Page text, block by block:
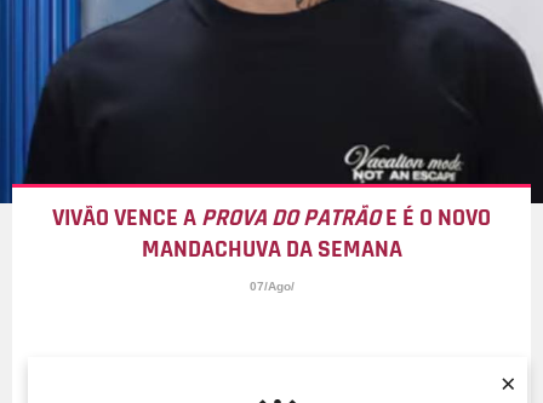
×
VIVÃO VENCE APROVA DO PATRÃOE É O NOVO
MANDACHUVA DA SEMANA
07/Ago/